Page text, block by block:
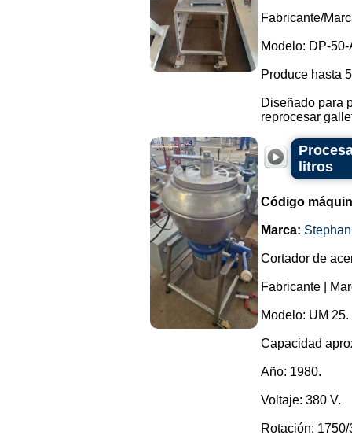
Fabricante/
Modelo: DP-50-
Produce hasta
Diseñado para
reprocesar
litros
Código
Marca: Stephan
Cortador de
Fabricante |
Modelo: UM 25.
Capacidad
Año: 1980.
Voltaje: 380 V.
Rotación: